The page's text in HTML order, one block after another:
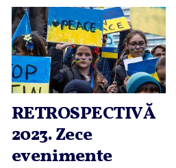
RETROSPECTIVĂ
2023. Zece
evenimente